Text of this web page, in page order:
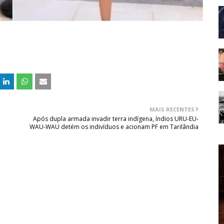
MAIS RECENTES
Após dupla armada invadir terra indígena, índios URU-EU-
WAU-WAU detém os indivíduos e acionam PF em Tarilândia